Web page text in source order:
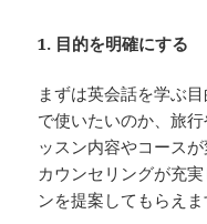
1. 目的を明確にする
まずは英会話を学ぶ
で使いたいのか、旅
ッスン内容やコース
カウンセリングが充
ンを提案してもらえま